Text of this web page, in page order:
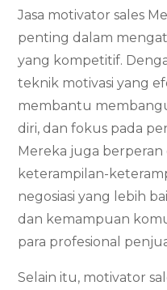
Jasa motivator sales
penting dalam
yang kompetitif.
teknik motivasi yang
membantu
diri, dan fokus pada
Mereka juga
keterampilan-
negosiasi yang lebih
dan kemampuan
para profesional
Selain itu, motivator